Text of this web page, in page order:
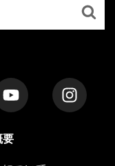
要